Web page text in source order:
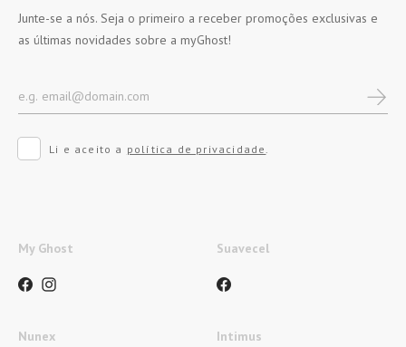
Junte-se a nós. Seja o primeiro a receber promoções exclusivas e
as últimas novidades sobre a myGhost!
Li e aceito a política de privacidade.
My Ghost Suavecel
Nunex Intimus